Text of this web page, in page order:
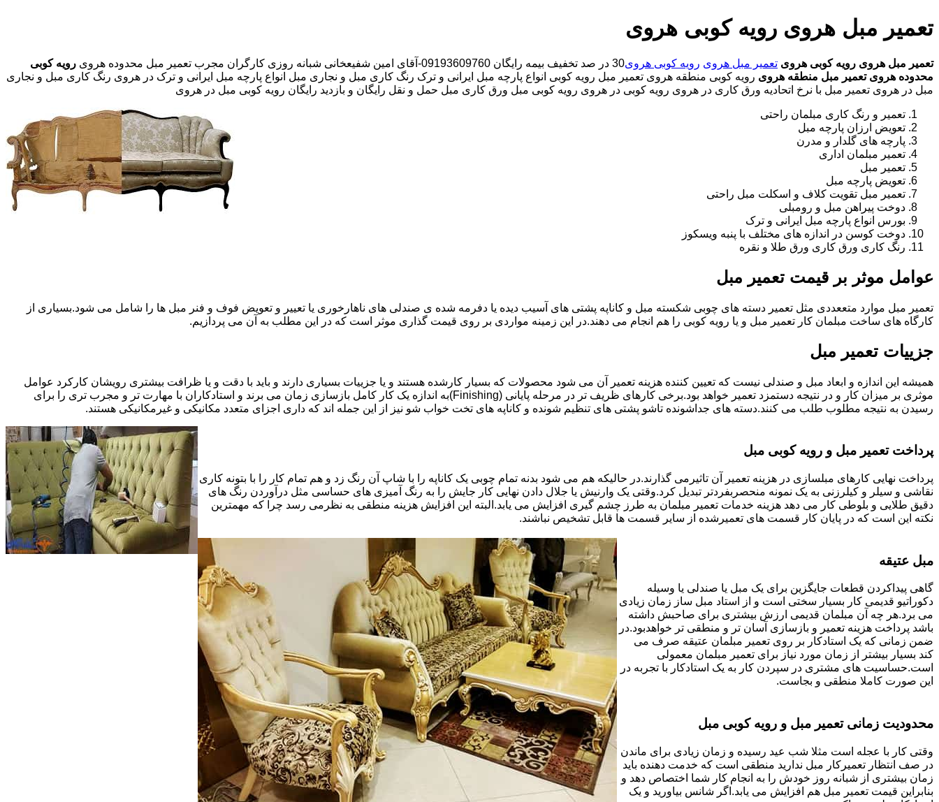
تعمیر مبل هروی رویه کوبی هروی
تعمیر مبل هروی رویه کوبی هروی تعمیر مبل هروی رویه کوبی هروی30 در صد تخفیف بیمه رایگان 09193609760-آقای امین شفیعخانی شبانه روزی کارگران مجرب تعمیر مبل محدوده هروی
رویه کوبی
محدوده هروی تعمیر مبل منطقه هروی رویه کوبی منطقه هروی تعمیر مبل رویه کوبی انواع پارچه مبل ایرانی و ترک رنگ کاری مبل و نجاری مبل انواع پارچه مبل ایرانی و ترک در هروی رنگ کاری مبل و نجاری
مبل در هروی تعمیر مبل با نرخ اتحادیه ورق کاری در هروی رویه کوبی در هروی رویه کوبی مبل ورق کاری مبل حمل و نقل رایگان و بازدید رایگان رویه کوبی مبل در هروی
تعمیر و رنگ کاری مبلمان راحتی
تعویض ارزان پارچه مبل
پارچه های گلدار و مدرن
تعمیر مبلمان اداری
تعمیر مبل
تعویض پارچه مبل
تعمیر مبل تقویت کلاف و اسکلت مبل راحتی
دوخت پیراهن مبل و رومبلی
بورس انواع پارچه مبل ایرانی و ترک
دوخت کوسن در اندازه های مختلف با پنبه ویسکوز
رنگ کاری ورق کاری ورق طلا و نقره
عوامل موثر بر قیمت تعمیر مبل
تعمیر مبل موارد متععددی مثل تعمیر دسته های چوبی شکسته مبل و کاناپه پشتی های آسیب دیده یا دفرمه شده ی صندلی های ناهارخوری یا تعییر و تعویض فوف و فنر مبل ها را شامل می شود.بسیاری از
کارگاه های ساخت مبلمان کار تعمیر مبل و یا رویه کوبی را هم انجام می دهند.در این زمینه مواردی بر روی قیمت گذاری موثر است که در این مطلب به آن می پردازیم.
جزییات تعمیر مبل
همیشه این اندازه و ابعاد مبل و صندلی نیست که تعیین کننده هزینه تعمیر آن می شود محصولات که بسیار کارشده هستند و یا جزییات بسیاری دارند و باید با دقت و یا ظرافت بیشتری رویشان کارکرد عوامل
موثری بر میزان کار و در نتیجه دستمزد تعمیر خواهد بود.برخی کارهای ظریف تر در مرحله پایانی (Finishing)به اندازه یک کار کامل بازسازی زمان می برند و استادکاران با مهارت تر و مجرب تری را برای
رسیدن به نتیجه مطلوب طلب می کنند.دسته های جداشونده تاشو پشتی های تنظیم شونده و کاناپه های تخت خواب شو نیز از این جمله اند که داری اجزای متعدد مکانیکی و غیرمکانیکی هستند.
پرداخت تعمیر مبل و رویه کوبی مبل
پرداخت نهایی کارهای مبلسازی در هزینه تعمیر آن تاثیرمی گذارند.در حالیکه هم می شود بدنه تمام چوبی یک کاناپه را با شاپ آن رنگ زد و هم تمام کار را با بتونه کاری
نقاشی و سیلر و کیلرزنی به یک نمونه منحصربفردتر تبدیل کرد.وقتی یک وارنیش یا جلال دادن نهایی کار جایش را به رنگ آمیزی های حساسی مثل درآوردن رنگ های
دقیق طلایی و بلوطی کار می دهد هزینه خدمات تعمیر مبلمان به طرز چشم گیری افزایش می یابد.البته این افزایش هزینه منطقی به نظرمی رسد چرا که مهمترین
نکته این است که در پایان کار قسمت های تعمیرشده از سایر قسمت ها قابل تشخیص نباشند.
مبل عتیقه
گاهی پیداکردن قطعات جایگزین برای یک مبل یا صندلی یا وسیله
دکوراتیو قدیمی کار بسیار سختی است و از استاد مبل ساز زمان زیادی
می برد.هر چه آن مبلمان قدیمی ارزش بیشتری برای صاحبش داشته
باشد پرداخت هزینه تعمیر و بازسازی آسان تر و منطقی تر خواهدبود.در
ضمن زمانی که یک استادکار بر روی تعمیر مبلمان عتیقه صرف می
کند بسیار بیشتر از زمان مورد نیاز برای تعمیر مبلمان معمولی
است.حساسیت های مشتری در سپردن کار به یک استادکار با تجربه در
این صورت کاملا منطقی و بجاست.
محدودیت زمانی تعمیر مبل و رویه کوبی مبل
وقتی کار با عجله است مثلا شب عید رسیده و زمان زیادی برای ماندن
در صف انتظار تعمیرکار مبل ندارید منطقی است که خدمت دهنده باید
زمان بیشتری از شبانه روز خودش را به انجام کار شما اختصاص دهد و
بنابراین قیمت تعمیر مبل هم افزایش می یابد.اگر شانس بیاورید و یک